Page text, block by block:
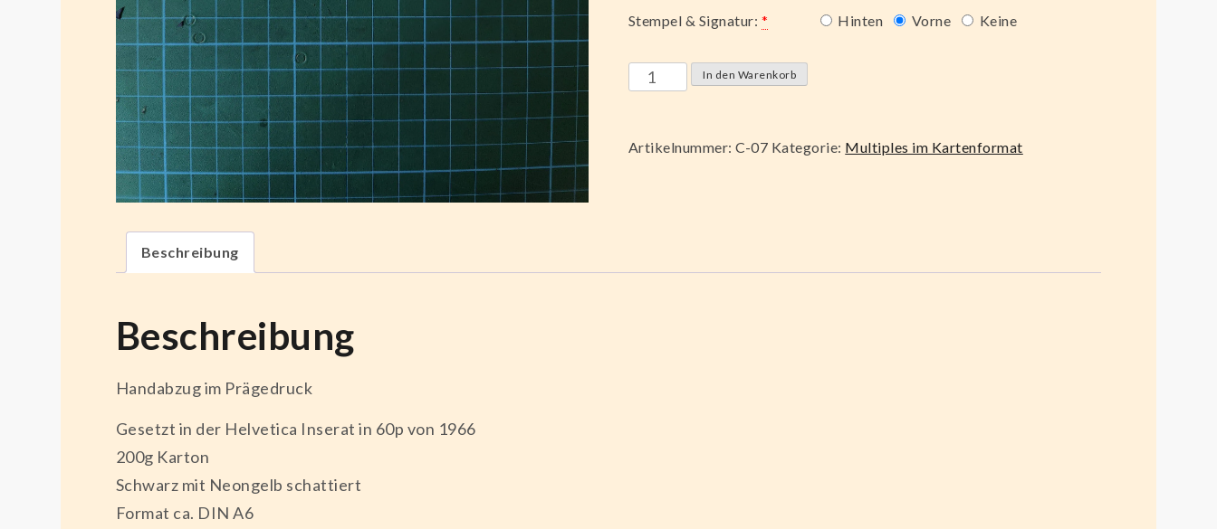
Stempel & Signatur: * Hinten Vorne Keine
BLEI(BT)SATZIn den Warenkorb
Artikelnummer:C-07 Kategorie: Multiples im Kartenformat
Beschreibung
Beschreibung
Handabzug im Prägedruck
Gesetzt in der Helvetica Inserat in 60p von 1966
200g Karton
Schwarz mit Neongelb schattiert
Format ca. DIN A6